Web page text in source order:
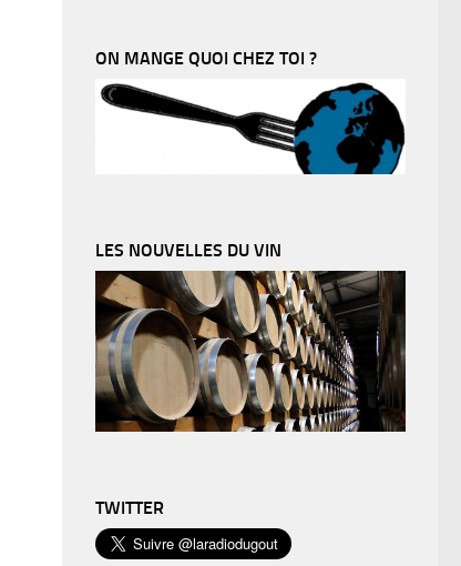
ON MANGE QUOI CHEZ TOI ?
LES NOUVELLES DU VIN
TWITTER